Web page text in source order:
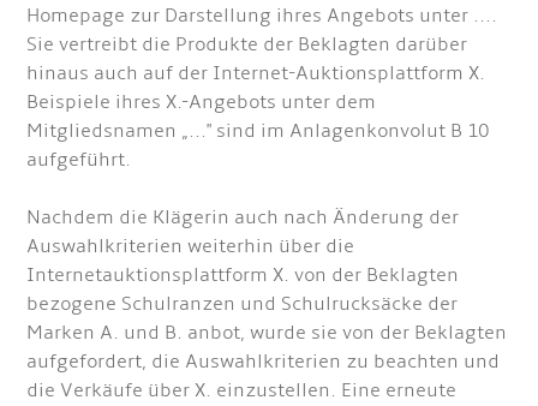
Homepage zur Darstellung ihres Angebots unter ....
Sie vertreibt die Produkte der Beklagten darüber
hinaus auch auf der Internet-Auktionsplattform X.
Beispiele ihres X.-Angebots unter dem
Mitgliedsnamen „..." sind im Anlagenkonvolut B 10
aufgeführt.
Nachdem die Klägerin auch nach Änderung der
Auswahlkriterien weiterhin über die
Internetauktionsplattform X. von der Beklagten
bezogene Schulranzen und Schulrucksäcke der
Marken A. und B. anbot, wurde sie von der Beklagten
aufgefordert, die Auswahlkriterien zu beachten und
die Verkäufe über X. einzustellen. Eine erneute